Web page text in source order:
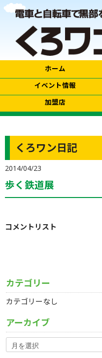
ホーム
イベント情報
加盟店
くろワン日記
2014/04/23
歩く鉄道展
コメントリスト
カテゴリー
カテゴリーなし
アーカイブ
ア
ー